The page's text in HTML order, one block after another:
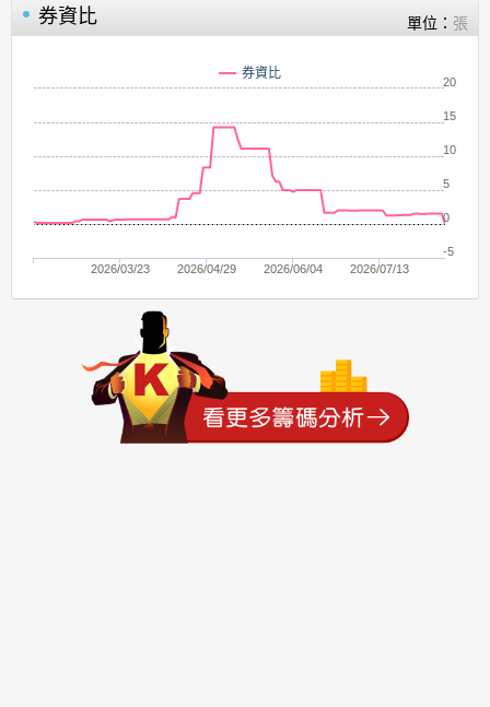
券資比 單位： 張
券資比
2026/03/23 2026/04/29 2026/06/04 2026/07/13
-5
0
5
10
15
20